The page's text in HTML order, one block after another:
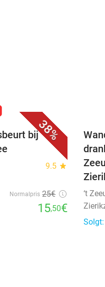
38%
bij
9.5 star
Normalpris 25€
15,50€
‘t